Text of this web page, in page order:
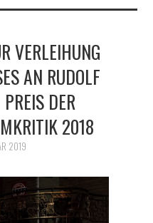
VERLEIHUNG
AN RUDOLF
DER
2018
2019